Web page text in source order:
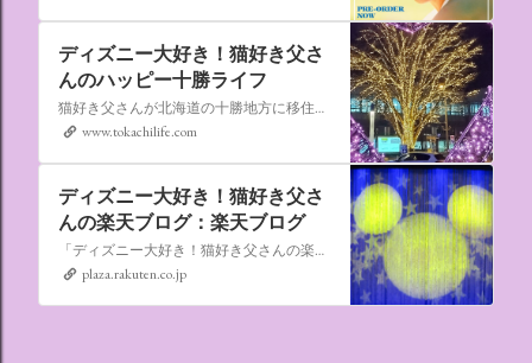
ディズニー大好き！猫好き父さ
んのハッピー十勝ライフ
猫好き父さんが北海道の十勝地方に移住しました。なれない北海道の暮らしについてお伝えします。
www.tokachilife.com
ディズニー大好き！猫好き父さ
んの楽天ブログ：楽天ブログ
「ディズニー大好き！猫好き父さんの楽天ブログ」にようこそ！ いろんなブログサービスが廃止になるなか満を持して楽天ブログをはじめようと思います。 よろしくお願いいたします。
plaza.rakuten.co.jp